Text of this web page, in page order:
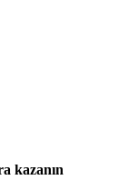
kazanın